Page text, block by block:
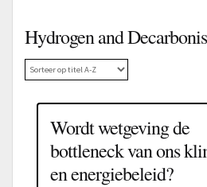
Hydrogen and
Wordt wetgeving de
bottleneck van ons
en energiebeleid?